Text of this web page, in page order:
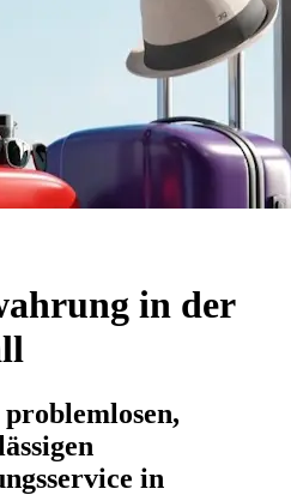
in der
problemlosen,
in